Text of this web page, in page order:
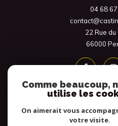
04 68
22 Rue
66000
Comme beaucoup,
utilise les
On aimerait vous
votre visite.